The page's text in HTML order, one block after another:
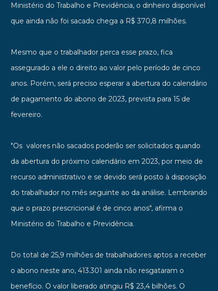
Ministério do Trabalho e Previdência, o dinheiro disponível
que ainda não foi sacado chega a R$ 370,8 milhões.
Mesmo que o trabalhador perca esse prazo, fica
assegurado a ele o direito ao valor pelo período de cinco
anos. Porém, será preciso esperar a abertura do calendário
de pagamento do abono de 2023, prevista para 15 de
fevereiro.
"Os valores não sacados poderão ser solicitados quando
da abertura do próximo calendário em 2023, por meio de
recurso administrativo e se devido será posto à disposição
do trabalhador no mês seguinte ao da análise. Lembrando
que o prazo prescricional é de cinco anos", afirma o
Ministério do Trabalho e Previdência.
Do total de 25,9 milhões de trabalhadores aptos a receber
o abono neste ano, 413.301 ainda não resgataram o
benefício. O valor liberado atingiu R$ 23,4 bilhões. O